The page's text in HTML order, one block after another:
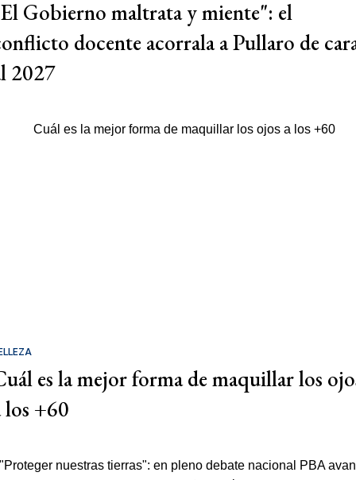
Gobierno maltrata y miente": el
docente acorrala a Pullaro de
2027
es la mejor forma de maquillar los
los +60